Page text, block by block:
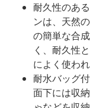
耐久性のあ
ンは、天然
の簡単な合
く、耐久性
によく使われ
耐水バッグ
面下には収